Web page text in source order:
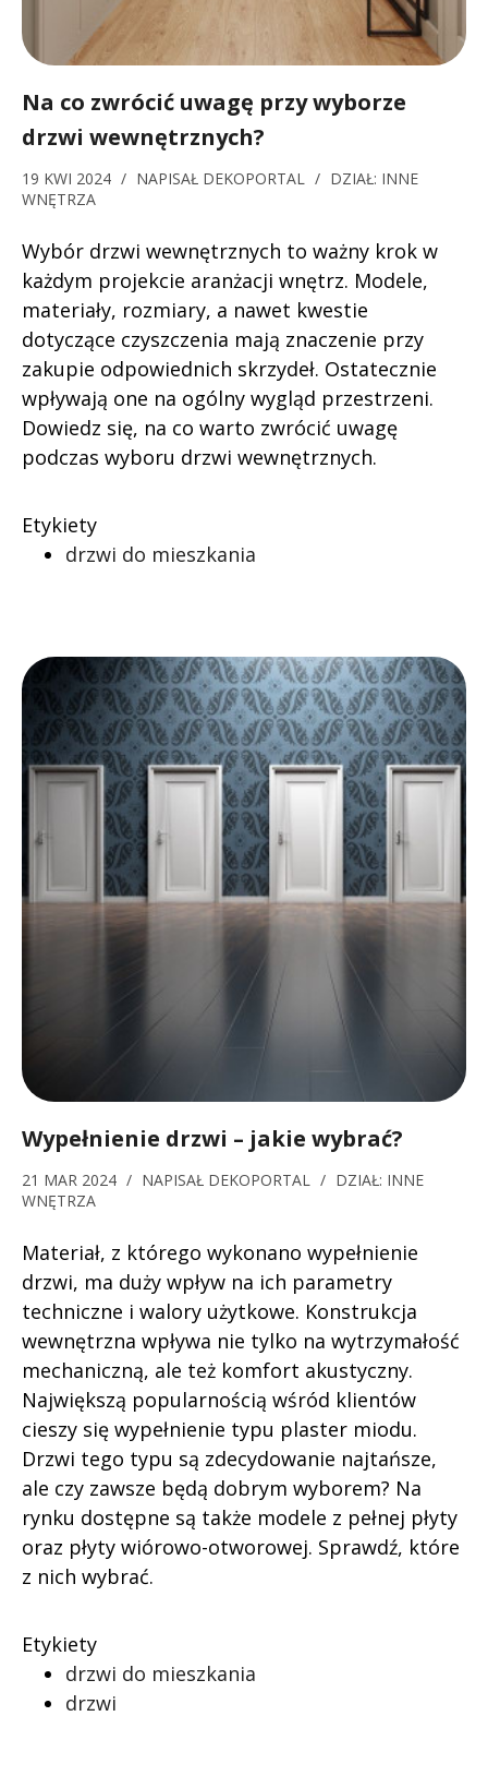
Na co zwrócić uwagę przy wyborze
drzwi wewnętrznych?
19 KWI 2024 / NAPISAŁ DEKOPORTAL / DZIAŁ: INNE
WNĘTRZA
Wybór drzwi wewnętrznych to ważny krok w
każdym projekcie aranżacji wnętrz. Modele,
materiały, rozmiary, a nawet kwestie
dotyczące czyszczenia mają znaczenie przy
zakupie odpowiednich skrzydeł. Ostatecznie
wpływają one na ogólny wygląd przestrzeni.
Dowiedz się, na co warto zwrócić uwagę
podczas wyboru drzwi wewnętrznych.
Etykiety
drzwi do mieszkania
Wypełnienie drzwi – jakie wybrać?
21 MAR 2024 / NAPISAŁ DEKOPORTAL / DZIAŁ: INNE
WNĘTRZA
Materiał, z którego wykonano wypełnienie
drzwi, ma duży wpływ na ich parametry
techniczne i walory użytkowe. Konstrukcja
wewnętrzna wpływa nie tylko na wytrzymałość
mechaniczną, ale też komfort akustyczny.
Największą popularnością wśród klientów
cieszy się wypełnienie typu plaster miodu.
Drzwi tego typu są zdecydowanie najtańsze,
ale czy zawsze będą dobrym wyborem? Na
rynku dostępne są także modele z pełnej płyty
oraz płyty wiórowo-otworowej. Sprawdź, które
z nich wybrać.
Etykiety
drzwi do mieszkania
drzwi